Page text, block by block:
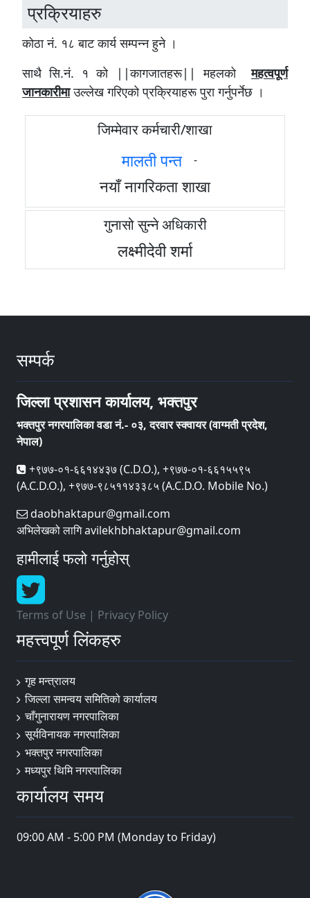
प्रक्रियाहरु
कोठा नं. १८ बाट कार्य सम्पन्न हुने ।
साथै सि.नं. १ को ||कागजातहरू|| महलकोमहत्वपूर्ण
जानकारीमाउल्लेख गरिएको प्रक्रियाहरू पुरा गर्नुपर्नेछ ।
जिम्मेवार कर्मचारी/शाखा
मालती पन्त -
नयाँ नागरिकता शाखा
गुनासो सुन्ने अधिकारी
लक्ष्मीदेवी शर्मा
सम्पर्क
जिल्ला प्रशासन कार्यालय, भक्तपुर
भक्तपुर नगरपालिका वडा नं.- ०३, दरवार स्क्वायर (वाग्मती प्रदेश,
नेपाल)
+९७७-०१-६६१४४३७ (C.D.O.), +९७७-०१-६६१५५९५
(A.C.D.O.), +९७७-९८५११४३३८५ (A.C.D.O. Mobile No.)
daobhaktapur@gmail.com
अभिलेखको लागि avilekhbhaktapur@gmail.com
हामीलाई फलो गर्नुहोस्
Terms of Use | Privacy Policy
महत्त्वपूर्ण लिंकहरु
गृह मन्त्रालय
जिल्ला समन्वय समितिको कार्यालय
चाँगुनारायण नगरपालिका
सूर्यविनायक नगरपालिका
भक्तपुर नगरपालिका
मध्यपुर थिमि नगरपालिका
कार्यालय समय
09:00 AM - 5:00 PM (Monday to Friday)